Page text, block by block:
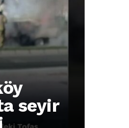
seyir